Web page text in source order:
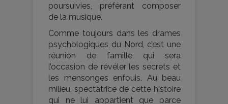
poursuivies, préférant composer
de la musique.
Comme toujours dans les drames
psychologiques du Nord, c’est une
réunion de famille qui sera
l’occasion de révéler les secrets et
les mensonges enfouis. Au beau
milieu, spectatrice de cette histoire
qui ne lui appartient que parce